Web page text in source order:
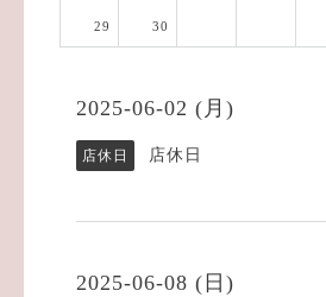
29 30
2025-06-02 (月)
店休日 店休日
2025-06-08 (日)